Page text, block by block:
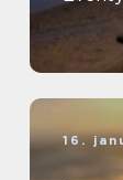
16.